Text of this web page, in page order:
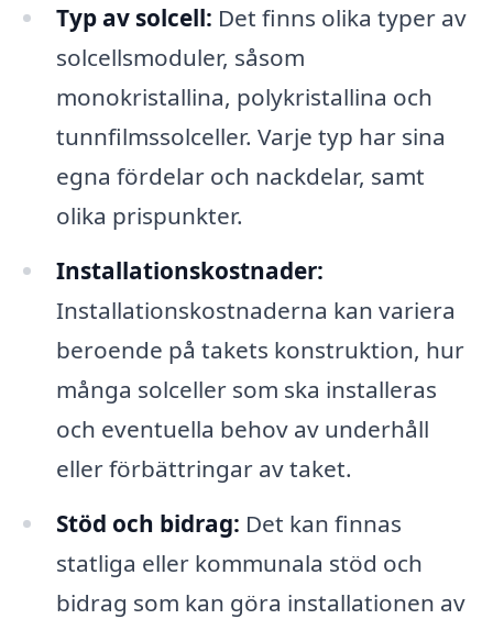
Typ av solcell: Det finns olika typer av
solcellsmoduler, såsom
monokristallina, polykristallina och
tunnfilmssolceller. Varje typ har sina
egna fördelar och nackdelar, samt
olika prispunkter.
Installationskostnader:
Installationskostnaderna kan variera
beroende på takets konstruktion, hur
många solceller som ska installeras
och eventuella behov av underhåll
eller förbättringar av taket.
Stöd och bidrag: Det kan finnas
statliga eller kommunala stöd och
bidrag som kan göra installationen av